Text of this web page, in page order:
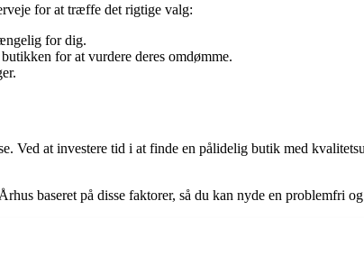
for at træffe det rigtige valg:
for dig.
for at vurdere deres omdømme.
Ved at investere tid i at finde en pålidelig butik med
baseret på disse faktorer, så du kan nyde en problemfri